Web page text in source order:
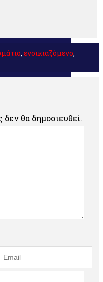
, ενοικιαζόμενο,
θα δημοσιευθεί.